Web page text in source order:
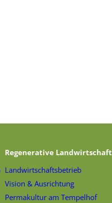
Regenerative Landwirtschaft
Landwirtschaftsbetrieb
Vision & Ausrichtung
Permakultur am Tempelhof